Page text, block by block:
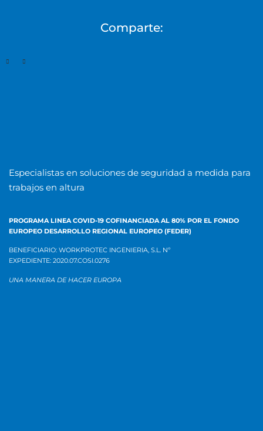
Comparte:
Especialistas en soluciones de seguridad a medida para
trabajos en altura
PROGRAMA LINEA COVID-19 COFINANCIADA AL 80% POR EL FONDO
EUROPEO DESARROLLO REGIONAL EUROPEO (FEDER)
BENEFICIARIO: WORKPROTEC INGENIERIA, S.L. Nº
EXPEDIENTE: 2020.07.COSI.0276
UNA MANERA DE HACER EUROPA